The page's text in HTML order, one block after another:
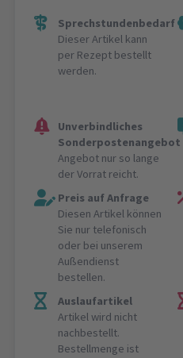
Sprechstundenbedarf
Dieser Artikel kann
per Rezept bestellt
werden.
Unverbindliches
Sonderpostenangebot
Angebot nur so lange
der Vorrat reicht.
Preis auf Anfrage
Diesen Artikel können
Sie nur telefonisch
oder bei unserem
Außendienst
bestellen.
Auslaufartikel
Artikel wird nicht
nachbestellt.
Bestellmenge ist